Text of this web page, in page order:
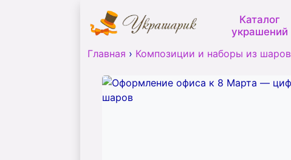
Каталог
украшений
Главная › Композиции и наборы из шаров